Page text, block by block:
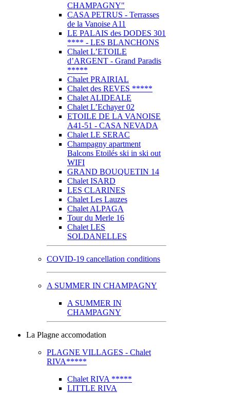
CHAMPAGNY"
CASA PETRUS - Terrasses
de la Vanoise A11
LE PALAIS des DODES 301
**** - LES BLANCHONS
Chalet L’ETOILE
d’ARGENT - Grand Paradis
*****
Chalet PRAIRIAL
Chalet des REVES *****
Chalet ALIDEALE
Chalet L’Echayer 02
ETOILE DE LA VANOISE
A41-51 - CASA NEVADA
Chalet LE SERAC
Champagny apartment
Balcons Etoilés ski in ski out
WIFI
GRAND BOUQUETIN 14
Chalet ISARD
LES CLARINES
Chalet Les Lauzes
Chalet ALPAGA
Tour du Merle 16
Chalet LES
SOLDANELLES
COVID-19 cancellation conditions
A SUMMER IN CHAMPAGNY
A SUMMER IN
CHAMPAGNY
La Plagne accomodation
PLAGNE VILLAGES - Chalet
RIVA*****
Chalet RIVA *****
LITTLE RIVA